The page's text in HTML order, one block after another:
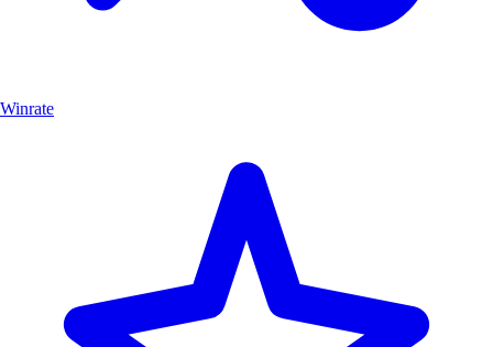
Winrate